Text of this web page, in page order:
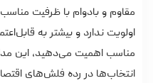
مقاوم و بادوام با ظرفیت
اولویت ندارد و بیشتر به
مناسب اهمیت می‌دهید، این
انتخاب‌ها در رده فلش‌های